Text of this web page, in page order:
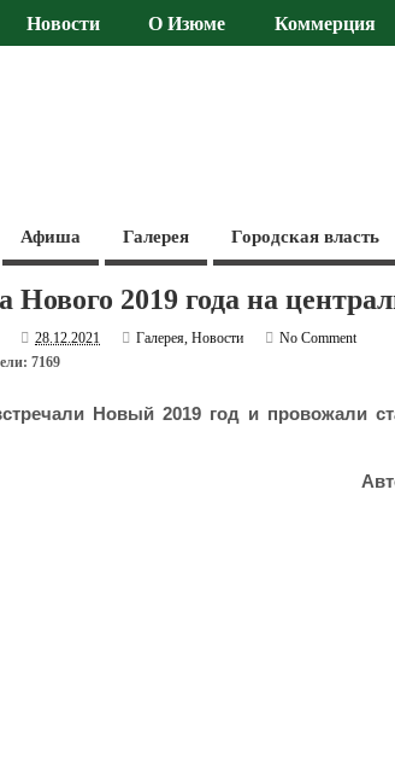
Новости О Изюме Коммерция
Афиша Галерея Городская власть
Нового 2019 года на
28.12.2021 Галерея,Новости
No Comment
7169
Новый 2019 год и провожали